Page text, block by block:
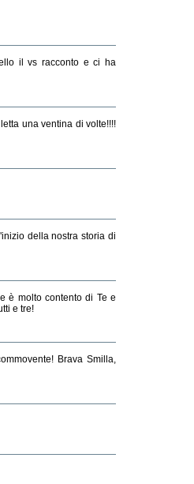
il vs racconto e ci ha
una ventina di volte!!!!
della nostra storia di
è molto contento di Te e
e tre!
Brava Smilla,